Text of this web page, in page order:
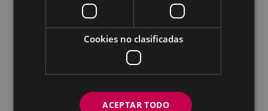
Eibarko Udala - Untzaga plaza, 1 | 20600 Eibar
Tfnoa.: 943 70 84 00 / 010 | Faxa: 943 70 84 16 |
IFZ: P2003100A | DIR3 L01200300
Cookies no clasificadas
ACEPTAR TODO